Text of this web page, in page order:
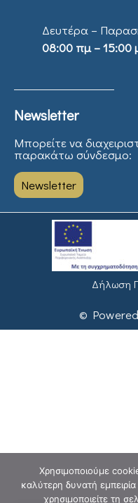
Δευτέρα –
08:00 πμ – 15:00
Newsletter
Μπορείτε να
παρακάτω σύνδεσμο:
Newsletter
Δήλωση
©
Χρησιμοποιούμε
καλύτερη δυνατή
χρησιμοποιείτε τη